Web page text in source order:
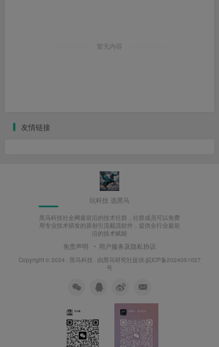
暂无内容
友情链接
玩科技 选黑马
黑马科技社全网最前沿的技术社群，社群成员可以免费
用专业技术研发的原创引流截流软件，提供全行业最前
沿的技术赋能
免责声明 用户服务及隐私协议
Copyright © 2024 · 黑马科技 · 由黑马研究社提供.皖ICP备2024051027
号